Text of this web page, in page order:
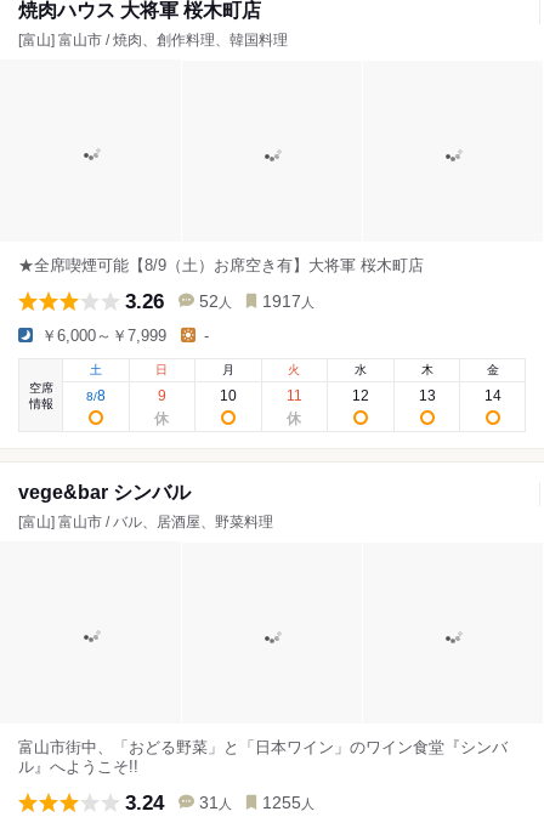
焼肉ハウス 大将軍 桜木町店
[富山] 富山市 / 焼肉、創作料理、韓国料理
★全席喫煙可能【8/9（土）お席空き有】大将軍 桜木町店
3.26 52 人 1917 人
￥6,000～￥7,999 -
空席
情報
土
8/8
日
9
月
10
火
11
水
12
木
13
金
14
vege&bar シンバル
[富山] 富山市 / バル、居酒屋、野菜料理
富山市街中、「おどる野菜」と「日本ワイン」のワイン食堂『シンバ
ル』へようこそ!!
3.24 31 人 1255 人